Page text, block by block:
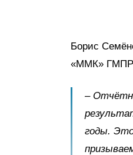
Борис
«ММК»
–
годы.